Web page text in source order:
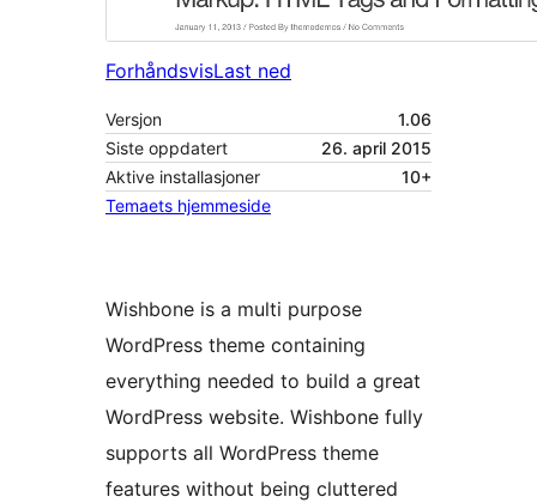
ForhåndsvisLast ned
Versjon
1.06
Siste oppdatert
26. april 2015
Aktive installasjoner
10+
Temaets hjemmeside
Wishbone is a multi purpose
WordPress theme containing
everything needed to build a great
WordPress website. Wishbone fully
supports all WordPress theme
features without being cluttered